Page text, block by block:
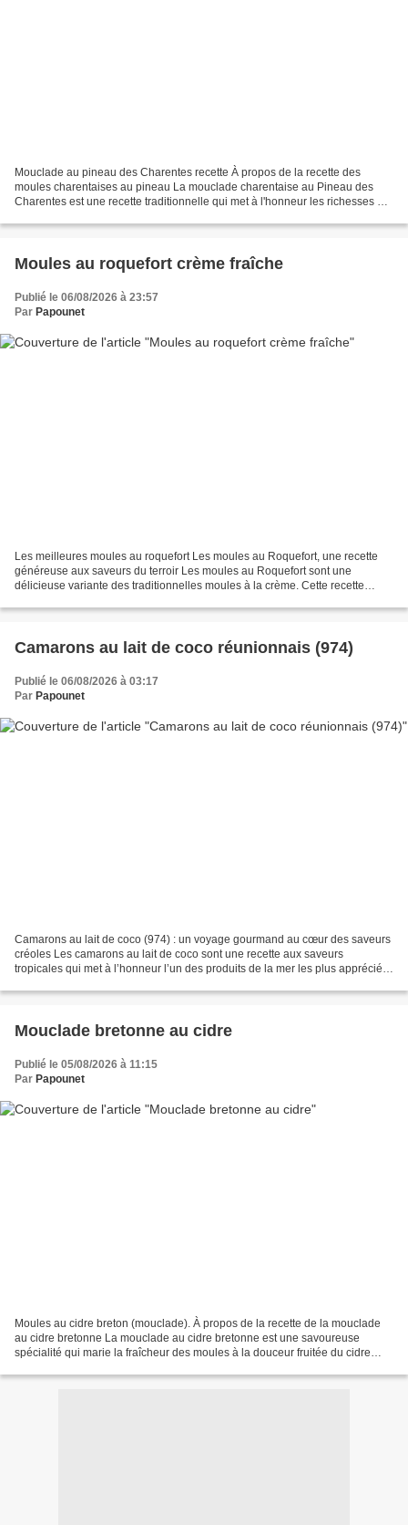
Mouclade au pineau des Charentes recette À propos de la recette des
moules charentaises au pineau La mouclade charentaise au Pineau des
Charentes est une recette traditionnelle qui met à l'honneur les richesses du
Moules au roquefort crème fraîche
Publié le 06/08/2026 à 23:57
Par Papounet
Les meilleures moules au roquefort Les moules au Roquefort, une recette
généreuse aux saveurs du terroir Les moules au Roquefort sont une
délicieuse variante des traditionnelles moules à la crème. Cette recette
Camarons au lait de coco réunionnais (974)
Publié le 06/08/2026 à 03:17
Par Papounet
Camarons au lait de coco (974) : un voyage gourmand au cœur des saveurs
créoles Les camarons au lait de coco sont une recette aux saveurs
tropicales qui met à l’honneur l’un des produits de la mer les plus appréciés
Mouclade bretonne au cidre
Publié le 05/08/2026 à 11:15
Par Papounet
Moules au cidre breton (mouclade). À propos de la recette de la mouclade
au cidre bretonne La mouclade au cidre bretonne est une savoureuse
spécialité qui marie la fraîcheur des moules à la douceur fruitée du cidre